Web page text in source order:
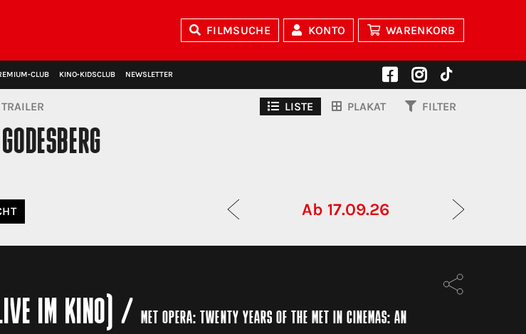
FILMSUCHE KONTO WARENKORB
KINO‑KIDSCLUB NEWSLETTER
TRAILER LISTE PLAKAT FILTER
Ab 17.09.26
IM KINO) /MET OPERA: TWENTY YEARS OF THE MET IN CINEMAS: AN